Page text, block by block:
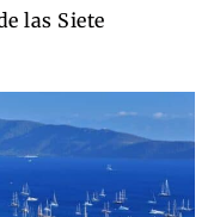
las Siete